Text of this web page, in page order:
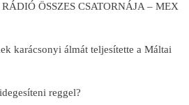
ÖSSZES CSATORNÁJA – MEX
karácsonyi álmát teljesítette a Máltai
reggel?